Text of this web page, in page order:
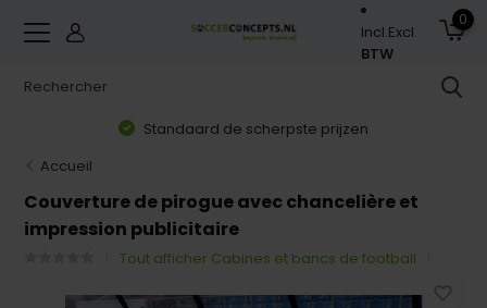
Incl.Excl.
BTW
0
Standaard de scherpste prijzen
Accueil
Couverture de pirogue avec chancelière et
impression publicitaire
Tout afficher Cabines et bancs de football